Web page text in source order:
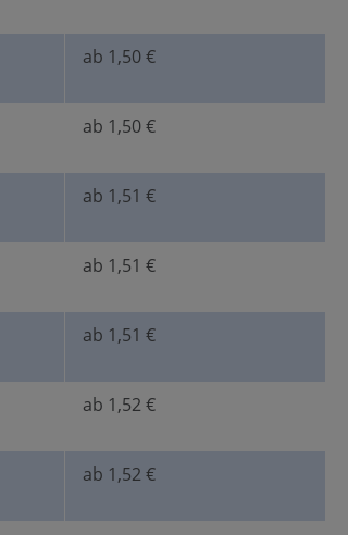
ab 1,50 €
ab 1,50 €
ab 1,51 €
ab 1,51 €
ab 1,51 €
ab 1,52 €
ab 1,52 €